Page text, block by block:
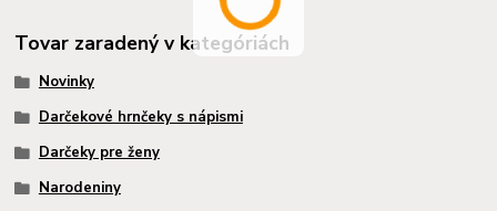
Tovar zaradený v kategóriách
Novinky
Darčekové hrnčeky s nápismi
Darčeky pre ženy
Narodeniny